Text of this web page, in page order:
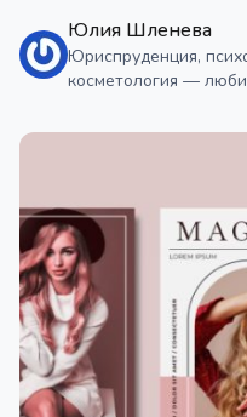
Юлия Шленева
Юриспруденция,
косметология —